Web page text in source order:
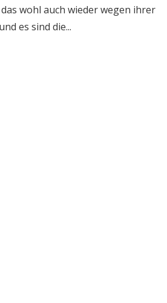
wohl auch wieder wegen ihrer
es sind die...